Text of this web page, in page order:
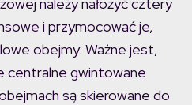
i przymocować je,
obejmy. Ważne jest,
centralne gwintowane
są skierowane do